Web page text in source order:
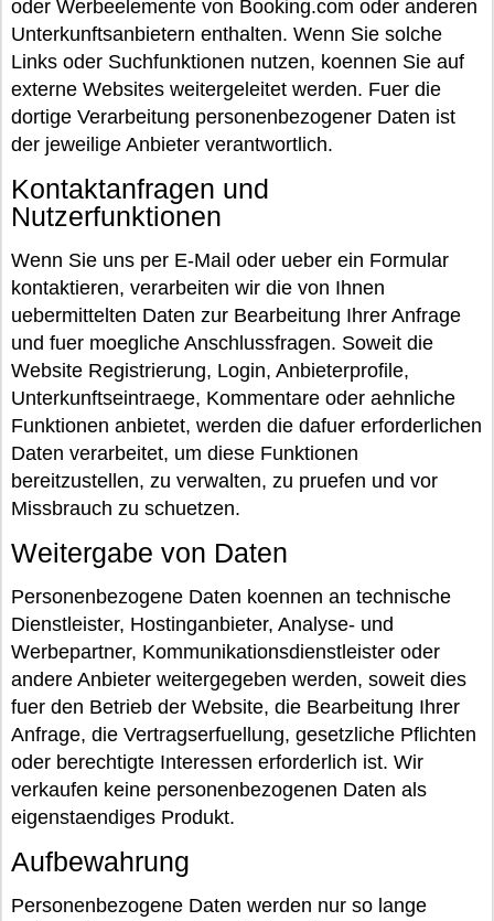
oder Werbeelemente von Booking.com oder anderen
Unterkunftsanbietern enthalten. Wenn Sie solche
Links oder Suchfunktionen nutzen, koennen Sie auf
externe Websites weitergeleitet werden. Fuer die
dortige Verarbeitung personenbezogener Daten ist
der jeweilige Anbieter verantwortlich.
Kontaktanfragen und
Nutzerfunktionen
Wenn Sie uns per E-Mail oder ueber ein Formular
kontaktieren, verarbeiten wir die von Ihnen
uebermittelten Daten zur Bearbeitung Ihrer Anfrage
und fuer moegliche Anschlussfragen. Soweit die
Website Registrierung, Login, Anbieterprofile,
Unterkunftseintraege, Kommentare oder aehnliche
Funktionen anbietet, werden die dafuer erforderlichen
Daten verarbeitet, um diese Funktionen
bereitzustellen, zu verwalten, zu pruefen und vor
Missbrauch zu schuetzen.
Weitergabe von Daten
Personenbezogene Daten koennen an technische
Dienstleister, Hostinganbieter, Analyse- und
Werbepartner, Kommunikationsdienstleister oder
andere Anbieter weitergegeben werden, soweit dies
fuer den Betrieb der Website, die Bearbeitung Ihrer
Anfrage, die Vertragserfuellung, gesetzliche Pflichten
oder berechtigte Interessen erforderlich ist. Wir
verkaufen keine personenbezogenen Daten als
eigenstaendiges Produkt.
Aufbewahrung
Personenbezogene Daten werden nur so lange